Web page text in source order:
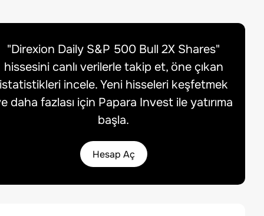
"Direxion Daily S&P 500 Bull 2X Shares"
hissesini canlı verilerle takip et, öne çıkan
istatistikleri incele. Yeni hisseleri keşfetmek
daha fazlası için Papara Invest ile yatırıma
başla.
Hesap Aç